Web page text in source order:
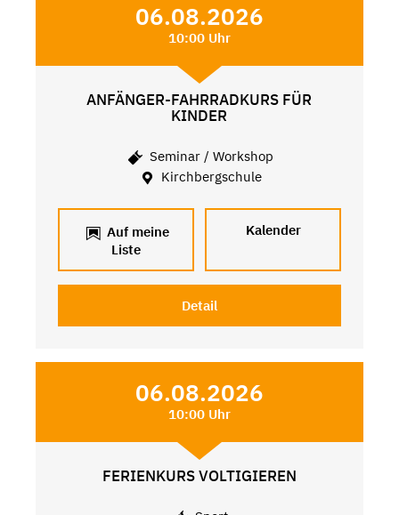
06.08.2026
10:00 Uhr
ANFÄNGER-FAHRRADKURS FÜR
KINDER
Seminar / Workshop
Kirchbergschule
Auf meine
Liste
Kalender
Detail
06.08.2026
10:00 Uhr
FERIENKURS VOLTIGIEREN